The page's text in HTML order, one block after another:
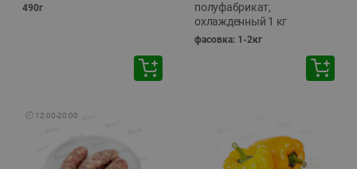
490г
полуфабрикат,
охлажденный 1 кг
фасовка: 1-2кг
🕘 12:00-20:00